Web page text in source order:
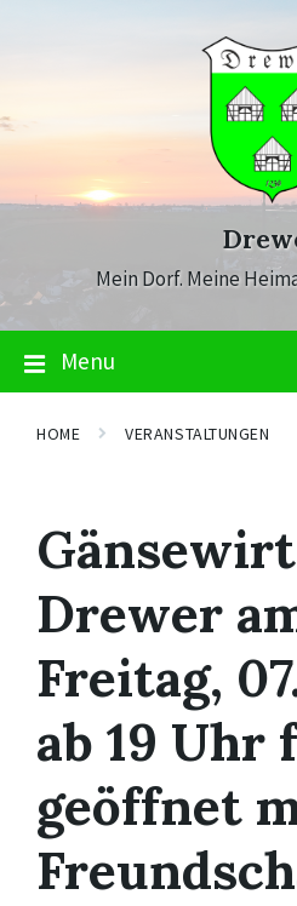
Mein Dorf. Meine
Menu
HOME VERANSTALTUNGEN
Drewer
Freitag,
ab 19 Uhr
geöffnet